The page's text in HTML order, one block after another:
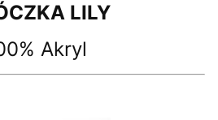
LILY
Akryl